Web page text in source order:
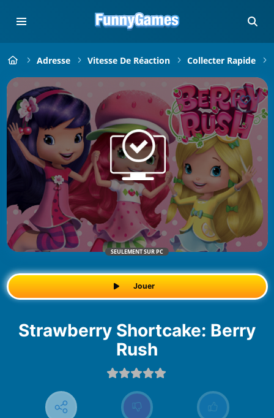
Adresse Vitesse De Réaction Collecter Rapide
SEULEMENT SUR PC
Jouer
Strawberry Shortcake: Berry
Rush